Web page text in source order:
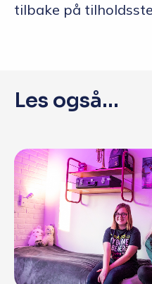
tilbake på
Les også...